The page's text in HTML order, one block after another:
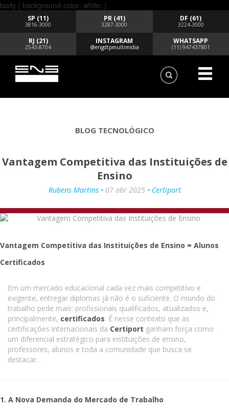
body { background-color: white; }
SP (11)
3816-3000
PR (41)
3287-3000
DF (61)
3224-3000
RJ (21)
2543-8704
INSTAGRAM
@engdtpmultimidia
WHATSAPP
(11) 947437801
BLOG TECNOLÓGICO
Vantagem Competitiva das Instituições de
Ensino
Rubens Martins • 07 abr 2025• Certiport
Vantagem Competitiva das Instituições de Ensino = Alunos
Certificados
Em um mercado educacional cada vez mais competitivo e
exigente, entregar diplomas já não é o suficiente. O mundo do
trabalho pede mais: profissionais qualificados, atualizados e,
principalmente, certificados. É nesse contexto que as
certificações internacionais da Certiport ganham força como
um diferencial estratégico para instituições de ensino,
professores, alunos e toda a comunidade que busca se
destacar.
1. A Nova Demanda do Mercado de Trabalho